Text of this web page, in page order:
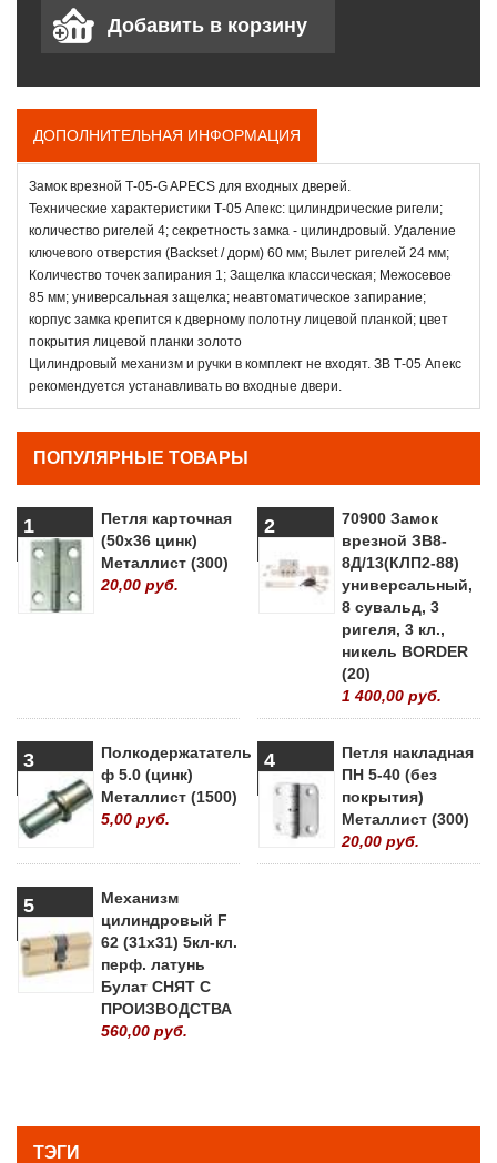
ДОПОЛНИТЕЛЬНАЯ ИНФОРМАЦИЯ
Замок врезной Т-05-G APECS для входных дверей.
Технические характеристики Т-05 Апекс: цилиндрические ригели;
количество ригелей 4; секретность замка - цилиндровый. Удаление
ключевого отверстия (Backset / дорм) 60 мм; Вылет ригелей 24 мм;
Количество точек запирания 1; Защелка классическая; Межосевое
85 мм; универсальная защелка; неавтоматическое запирание;
корпус замка крепится к дверному полотну лицевой планкой; цвет
покрытия лицевой планки золото
Цилиндровый механизм и ручки в комплект не входят. ЗВ Т-05 Апекс
рекомендуется устанавливать во входные двери.
ПОПУЛЯРНЫЕ ТОВАРЫ
1
Петля карточная
(50х36 цинк)
Металлист (300)
20,00 руб.
2
70900 Замок
врезной ЗВ8-
8Д/13(КЛП2-88)
универсальный,
8 сувальд, 3
ригеля, 3 кл.,
никель BORDER
(20)
1 400,00 руб.
3
Полкодержататель
ф 5.0 (цинк)
Металлист (1500)
5,00 руб.
4
Петля накладная
ПН 5-40 (без
покрытия)
Металлист (300)
20,00 руб.
5
Механизм
цилиндровый F
62 (31х31) 5кл-кл.
перф. латунь
Булат СНЯТ С
ПРОИЗВОДСТВА
560,00 руб.
ТЭГИ